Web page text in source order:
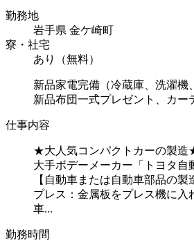
勤務地
岩手県 金ケ崎町
寮・社宅
あり（無料）
新品家電完備（冷蔵庫、洗濯機
新品布団一式プレゼント、カー
仕事内容
★大人気コンパクトカーの製
大手ボデーメーカー「トヨタ自
【自動車または自動車部品の製
プレス：金属板をプレス機に
車...
勤務時間